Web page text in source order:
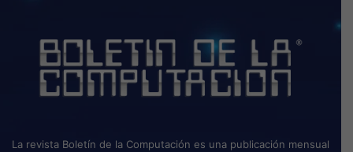
La revista Boletín de la Computación es una publicación mensual